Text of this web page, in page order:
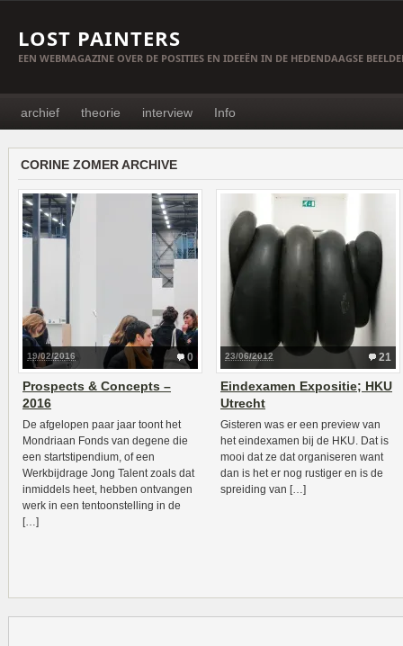
LOST PAINTERS
EEN WEBMAGAZINE OVER DE POSITIES EN IDEEËN IN DE HEDENDAAGSE
archief theorie interview Info
CORINE ZOMER ARCHIVE
0
19/02/2016
Prospects & Concepts –
2016
De afgelopen paar jaar toont het
Mondriaan Fonds van degene die
een startstipendium, of een
Werkbijdrage Jong Talent zoals dat
inmiddels heet, hebben ontvangen
werk in een tentoonstelling in de
[…]
21
23/06/2012
Eindexamen Expositie; HKU
Utrecht
Gisteren was er een preview van
het eindexamen bij de HKU. Dat is
mooi dat ze dat organiseren want
dan is het er nog rustiger en is de
spreiding van […]